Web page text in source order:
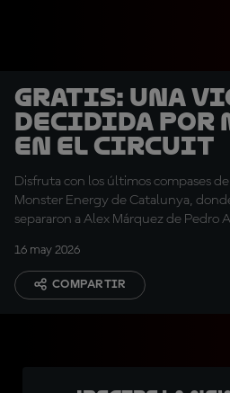
GRATIS: Una
decidida por
en el Circuit
Disfruta con los últimos compases
Monster Energy de Catalunya,
separaron a Alex Márquez de Pedro
16 may 2026
COMPARTIR